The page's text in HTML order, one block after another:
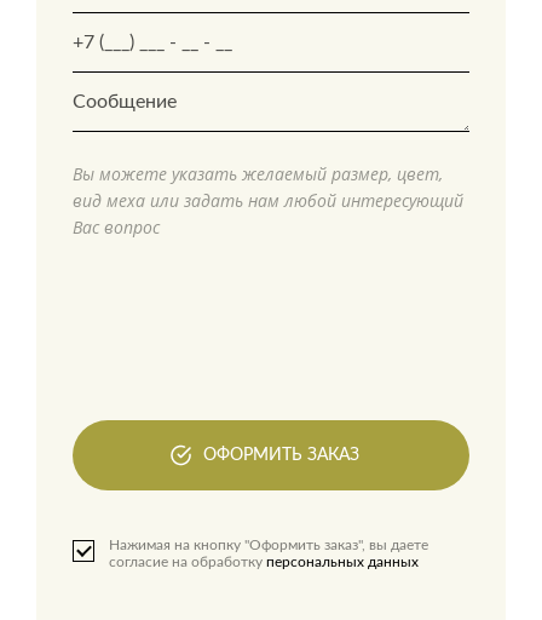
Вы можете указать желаемый размер, цвет,
вид меха или задать нам любой интересующий
Вас вопрос
ОФОРМИТЬ ЗАКАЗ
Нажимая на кнопку "Оформить заказ", вы даете
согласие на обработку персональных данных